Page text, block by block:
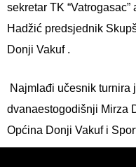
sekretar TK
Hadžić predsjednik
Donji Vakuf .
Najmlađi učesnik turnira
dvanaestogodišnji Mirza
Općina Donji Vakuf i